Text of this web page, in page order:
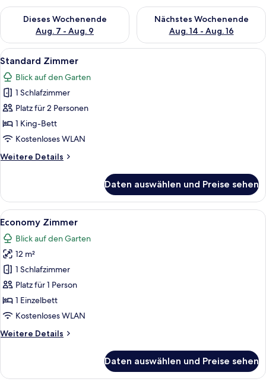
Dieses Wochenende
Aug. 7 - Aug. 9
Überprüfe die Verfügbarkeit für dieses Wochenende, Aug. 7
Nächstes Wochenende
Aug. 14 - Aug. 16
Überprüfe die Verfügbarkeit
Alle
Fotos
für
Standard
Zimmer
anzeigen
Ein ordentlich bezogenes Bett mit
4
Standard Zimmer
Blick auf den Garten
1 Schlafzimmer
Platz für 2 Personen
1 King-Bett
Kostenloses WLAN
Weitere Details
Weitere
Zimmer
Daten auswählen und Preise sehen
Alle
Fotos
für
Economy
Zimmer
anzeigen
Ein Zimmer mit einem Bett, einem
2
Economy Zimmer
Blick auf den Garten
12 m²
1 Schlafzimmer
Platz für 1 Person
1 Einzelbett
Kostenloses WLAN
Weitere Details
Weitere
Zimmer
Daten auswählen und Preise sehen